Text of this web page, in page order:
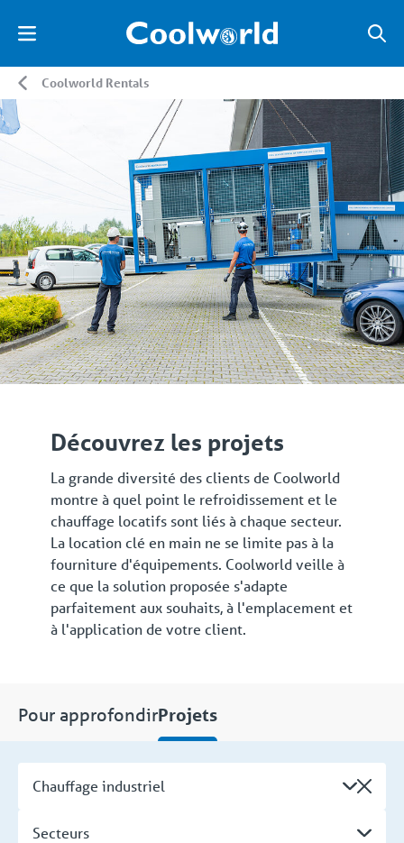
Coolworld Rentals
Découvrez les projets
La grande diversité des clients de Coolworld
montre à quel point le refroidissement et le
chauffage locatifs sont liés à chaque secteur.
La location clé en main ne se limite pas à la
fourniture d'équipements. Coolworld veille à
ce que la solution proposée s'adapte
parfaitement aux souhaits, à l'emplacement et
à l'application de votre client.
Pour approfondirProjets
Chauffage industriel
Secteurs